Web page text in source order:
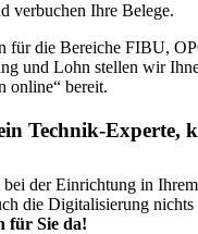
verbuchen Ihre Belege.
für die Bereiche FIBU,
und Lohn stellen wir
online“ bereit.
Technik-Experte,
der Einrichtung in
die Digitalisierung nichts
für Sie da!